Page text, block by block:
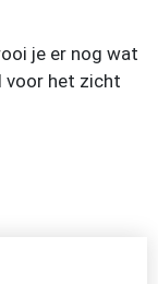
je er nog wat
voor het zicht